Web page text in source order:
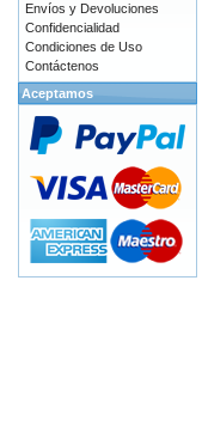
Envíos y Devoluciones
Confidencialidad
Condiciones de Uso
Contáctenos
Aceptamos